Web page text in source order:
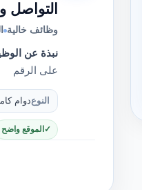
وظائف خالية
نبذة عن
على الرقم
النوعدوام
الموقع واضح